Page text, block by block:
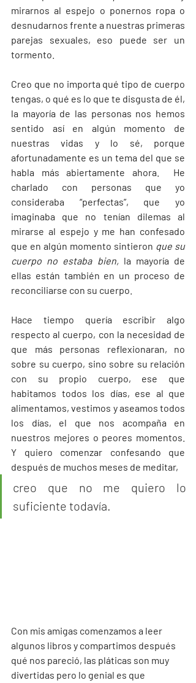
mirarnos al espejo o ponernos ropa o
desnudarnos frente a nuestras primeras
parejas sexuales, eso puede ser un
tormento.
Creo que no importa qué tipo de cuerpo
tengas, o qué es lo que te disgusta de él,
la mayoría de las personas nos hemos
sentido así en algún momento de
nuestras vidas y lo sé, porque
afortunadamente es un tema del que se
habla más abiertamente ahora.  He
charlado con personas que yo
consideraba “perfectas”, que yo
imaginaba que no tenían dilemas al
mirarse al espejo y me han confesado
que en algún momento sintieron que su
cuerpo no estaba bien, la mayoría de
ellas están también en un proceso de
reconciliarse con su cuerpo.
Hace tiempo quería escribir algo
respecto al cuerpo, con la necesidad de
que más personas reflexionaran, no
sobre su cuerpo, sino sobre su relación
con su propio cuerpo, ese que
habitamos todos los días, ese al que
alimentamos, vestimos y aseamos todos
los días, el que nos acompaña en
nuestros mejores o peores momentos.
Y quiero comenzar confesando que
después de muchos meses de meditar,
creo que no me quiero lo
suficiente todavía.
Con mis amigas comenzamos a leer
algunos libros y compartimos después
qué nos pareció, las pláticas son muy
divertidas pero lo genial es que